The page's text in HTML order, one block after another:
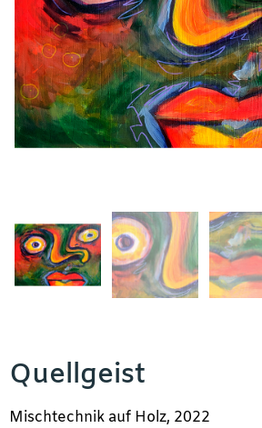
Quellgeist
Mischtechnik auf Holz, 2022